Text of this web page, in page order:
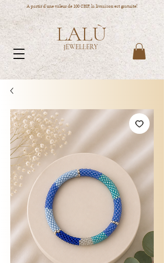
A partir d'une valeur de 100 CHF, la livraison est gratuite!
LALÙ
JEWELLERY